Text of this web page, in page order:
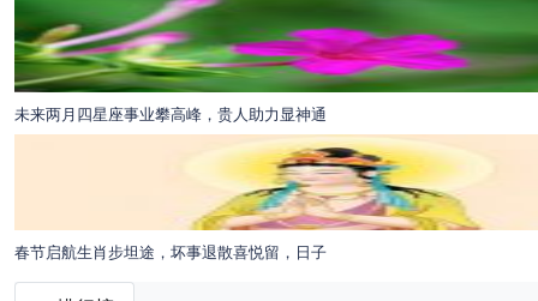
未来两月四星座事业攀高峰，贵人助力显神通
春节启航生肖步坦途，坏事退散喜悦留，日子